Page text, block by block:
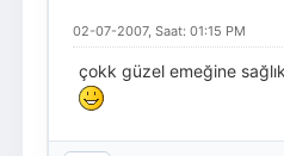
02-07-2007, Saat: 01:15 PM
çokk güzel emeğine